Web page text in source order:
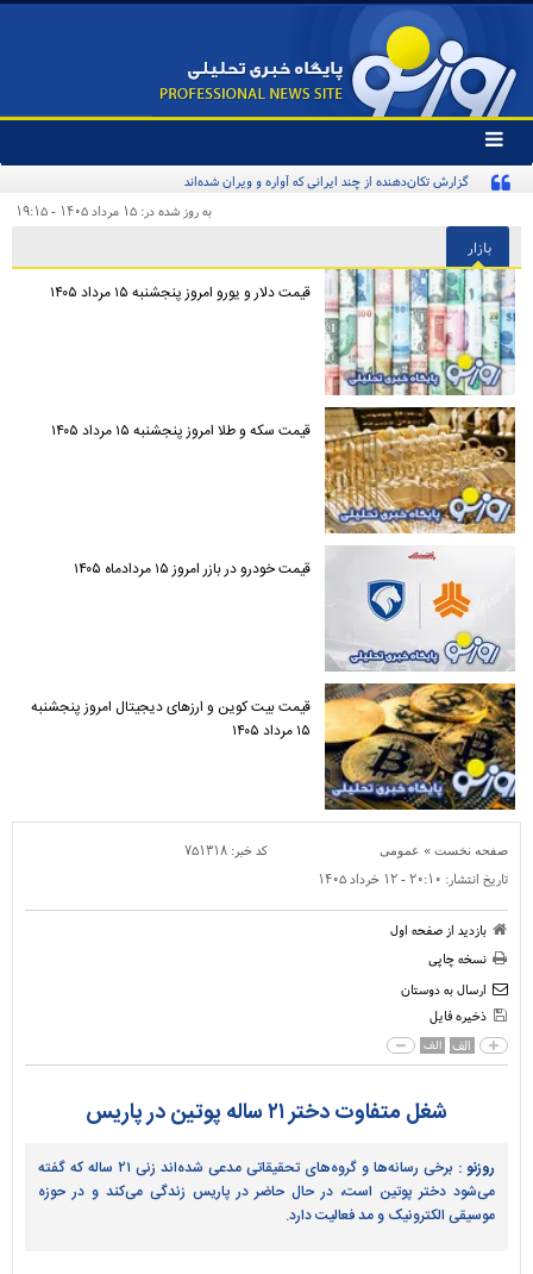
تغییر
وضعیت
منوی
ها
گزارش تکان‌دهنده از چند ایرانی که آواره و ویران شده‌اند
به روز شده در: ۱۵ مرداد ۱۴۰۵ - ۱۹:۱۵
بازار
قیمت دلار و یورو امروز پنجشنبه ۱۵ مرداد ۱۴۰۵
قیمت سکه و طلا امروز پنجشنبه ۱۵ مرداد ۱۴۰۵
قیمت خودرو در بازر امروز ۱۵ مردادماه ۱۴۰۵
قیمت بیت کوین و ارز‌های دیجیتال امروز پنجشنبه
۱۵ مرداد ۱۴۰۵
صفحه نخست » عمومی کد خبر: ۷۵۱۳۱۸
تاریخ انتشار: ۲۰:۱۰ - ۱۲ خرداد ۱۴۰۵
بازدید از صفحه اول
نسخه چاپی
ارسال به دوستان
ذخیره فایل
الف الف
شغل متفاوت دختر ۲۱ ساله پوتین در پاریس
روزنو :
برخی رسانه‌ها و گروه‌های تحقیقاتی مدعی شده‌اند زنی ۲۱ ساله که گفته
می‌شود دختر پوتین است، در حال حاضر در پاریس زندگی می‌کند و در حوزه
موسیقی الکترونیک و مد فعالیت دارد.